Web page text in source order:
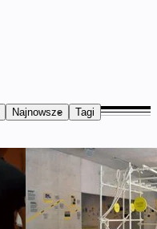
Najnowsze Tagi